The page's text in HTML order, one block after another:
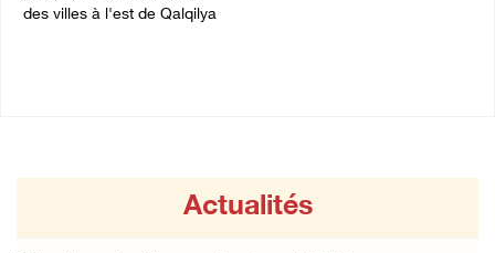
des villes à l'est de Qalqilya
Actualités